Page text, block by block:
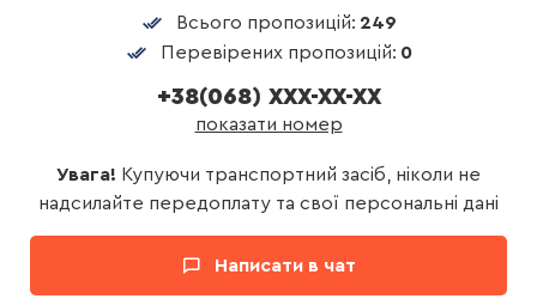
Всього пропозицій: 249
Перевірених пропозицій: 0
+38(068) XXX-XX-XX
показати номер
Увага! Купуючи транспортний засіб, ніколи не
надсилайте передоплату та свої персональні дані
Написати в чат